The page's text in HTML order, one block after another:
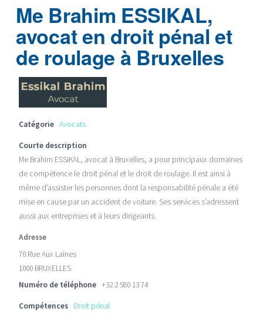
Me Brahim ESSIKAL,
avocat en droit pénal et
de roulage à Bruxelles
Catégorie Avocats
Courte description
Me Brahim ESSIKAL, avocat à Bruxelles, a pour principaux domaines
de compétence le droit pénal et le droit de roulage. Il est ainsi à
même d’assister les personnes dont la responsabilité pénale a été
mise en cause par un accident de voiture. Ses services s’adressent
aussi aux entreprises et à leurs dirigeants.
Adresse
70 Rue Aux Laines
1000 BRUXELLES
Numéro de téléphone +32 2 580 13 74
Compétences Droit pénal